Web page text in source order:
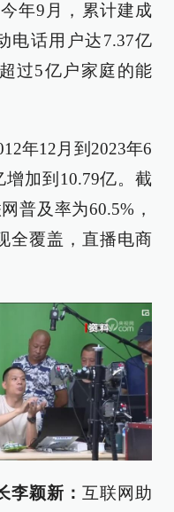
年9月，累计建成
电话用户达7.37亿
过5亿户家庭的能
年12月到2023年6
加到10.79亿。截
普及率为60.5%，
全覆盖，直播电商
李颖新：互联网助